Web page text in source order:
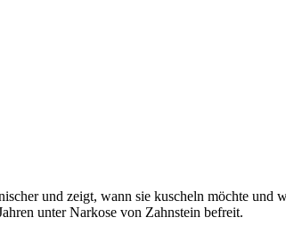
und zeigt, wann sie kuscheln möchte
unter Narkose von Zahnstein befreit.